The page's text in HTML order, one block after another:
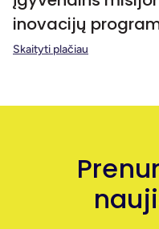
inovacijų
Skaityti plačiau